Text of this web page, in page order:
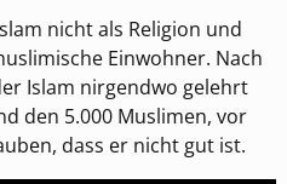
nicht als Religion und
Einwohner. Nach
Islam nirgendwo gelehrt
den 5.000 Muslimen, vor
dass er nicht gut ist.